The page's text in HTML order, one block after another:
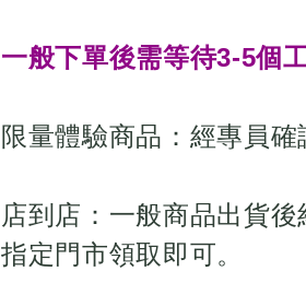
一般下單後需等待3-5個
限量體驗商品：經專員
店到店：一般商品出貨
指定門市領取即可。